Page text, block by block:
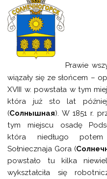
Prawie
wiązały się ze słońcem –
XVIII w. powstała w tym
która już sto lat później
(Солнышная). W 1851 r.
tym miejscu osadę
która niedługo
Sołniecznaja Gora (
powstało tu kilka
wykształciła się